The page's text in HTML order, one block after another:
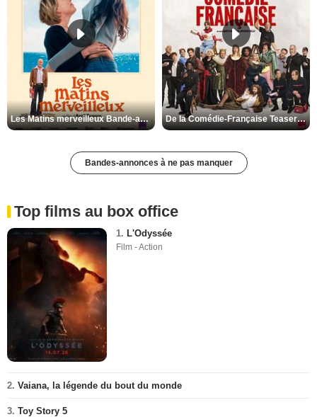
Les Matins merveilleux Bande-annonce VF De la Comédie-Française Teaser VF
Bandes-annonces à ne pas manquer
Top films au box office
1. L'Odyssée
Film - Action
2. Vaiana, la légende du bout du monde
3. Toy Story 5